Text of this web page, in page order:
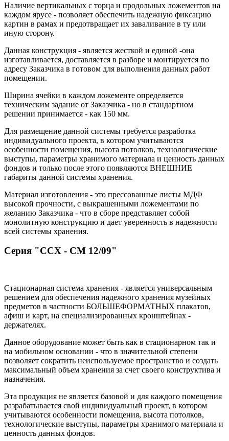
Наличие вертикальных с торца и продольных ложементов на
каждом ярусе - позволяет обеспечить надежную фиксацию
картин в рамах и предотвращает их заваливание в ту или
иную сторону.
Данная конструкция - является жесткой и единой -она
изготавливается, доставляется в разборе и монтируется по
адресу Заказчика в готовом для выполнения данных работ
помещении.
Ширина ячейки в каждом ложементе определяется
техническим задание от Заказчика - но в стандартном
решении принимается - как 150 мм.
Для размещение данной системы требуется разработка
индивидуального проекта, в котором учитываются
особенности помещения, высота потолков, технологические
выступы, параметры хранимого материала и ценность данных
фондов и только после этого появляются ВНЕШНИЕ
габариты данной системы хранения.
Материал изготовления - это прессованные листы МДФ
высокой прочности, с выкрашенными ложементами по
желанию Заказчика - что в сборе представляет собой
монолитную конструкцию и дает уверенность в надежности
всей системы хранения.
Серия "ССХ - СМ 12/09"
Стационарная система хранения - является универсальным
решением для обеспечения надежного хранения музейных
предметов в частности БОЛЬШЕФОРМАТНЫХ плакатов,
афиш и карт, на специализированных кронштейнах -
держателях.
Данное оборудование может быть как в стационарном так и
на мобильном основании - что в значительной степени
позволяет сократить неиспользуемое пространство и создать
максимальный объем хранения за счет своего конструктива и
назначения.
Эта продукция не является базовой и для каждого помещения
разрабатывается свой индивидуальный проект, в котором
учитываются особенности помещения, высота потолков,
технологические выступы, параметры хранимого материала и
ценность данных фондов.